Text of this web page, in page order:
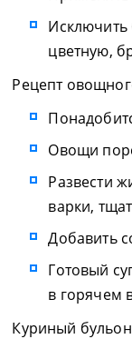
Исключить
цветную,
Рецепт
Овощи
Развести
варки,
Добавить
Готовый
в горячем
Куриный